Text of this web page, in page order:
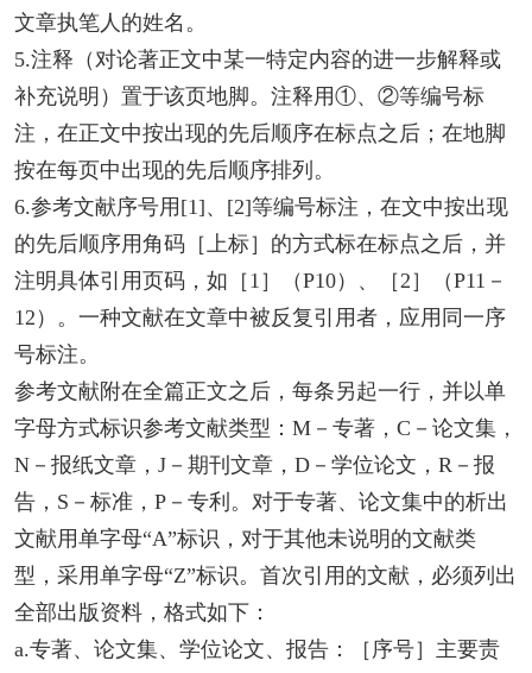
文章执笔人的姓名。
5.注释（对论著正文中某一特定内容的进一步解释或
补充说明）置于该页地脚。注释用①、②等编号标
注，在正文中按出现的先后顺序在标点之后；在地脚
按在每页中出现的先后顺序排列。
6.参考文献序号用[1]、[2]等编号标注，在文中按出现
的先后顺序用角码［上标］的方式标在标点之后，并
注明具体引用页码，如［1］（P10）、［2］（P11－
12）。一种文献在文章中被反复引用者，应用同一序
号标注。
参考文献附在全篇正文之后，每条另起一行，并以单
字母方式标识参考文献类型：M－专著，C－论文集，
N－报纸文章，J－期刊文章，D－学位论文，R－报
告，S－标准，P－专利。对于专著、论文集中的析出
文献用单字母“A”标识，对于其他未说明的文献类
型，采用单字母“Z”标识。首次引用的文献，必须列出
全部出版资料，格式如下：
a.专著、论文集、学位论文、报告：［序号］主要责